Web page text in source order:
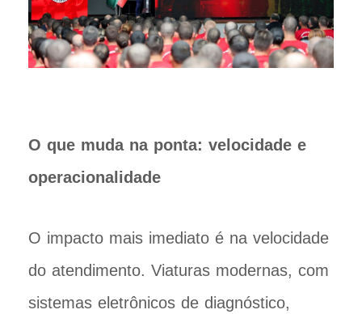
O que muda na ponta: velocidade e
operacionalidade
O impacto mais imediato é na velocidade
do atendimento. Viaturas modernas, com
sistemas eletrônicos de diagnóstico,